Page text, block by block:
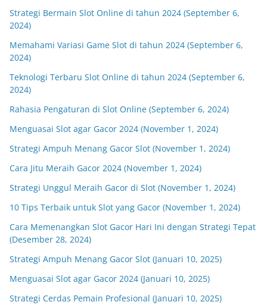
Strategi Bermain Slot Online di tahun 2024 (September 6,
2024)
Memahami Variasi Game Slot di tahun 2024 (September 6,
2024)
Teknologi Terbaru Slot Online di tahun 2024 (September 6,
2024)
Rahasia Pengaturan di Slot Online (September 6, 2024)
Menguasai Slot agar Gacor 2024 (November 1, 2024)
Strategi Ampuh Menang Gacor Slot (November 1, 2024)
Cara Jitu Meraih Gacor 2024 (November 1, 2024)
Strategi Unggul Meraih Gacor di Slot (November 1, 2024)
10 Tips Terbaik untuk Slot yang Gacor (November 1, 2024)
Cara Memenangkan Slot Gacor Hari Ini dengan Strategi Tepat
(Desember 28, 2024)
Strategi Ampuh Menang Gacor Slot (Januari 10, 2025)
Menguasai Slot agar Gacor 2024 (Januari 10, 2025)
Strategi Cerdas Pemain Profesional (Januari 10, 2025)